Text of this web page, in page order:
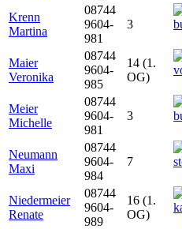
Krenn
Martina
08744
9604-
981
3
Maier
Veronika
08744
9604-
985
14 (1.
OG)
Meier
Michelle
08744
9604-
981
3
Neumann
Maxi
08744
9604-
984
7
Niedermeier
Renate
08744
9604-
989
16 (1.
OG)